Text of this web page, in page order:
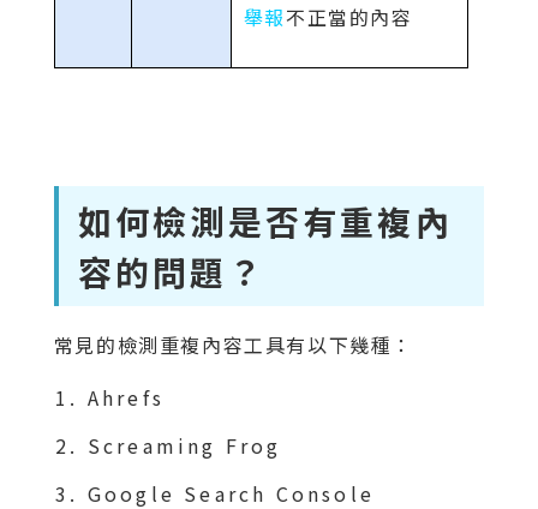
舉報不正當的內容
如何檢測是否有重複內
容的問題？
常見的檢測重複內容工具有以下幾種：
Ahrefs
Screaming Frog
Google Search Console